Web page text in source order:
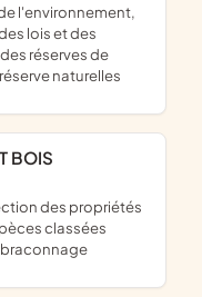
l'environnement,
lois et des
réserves de
naturelles
BOIS
classées
braconnage